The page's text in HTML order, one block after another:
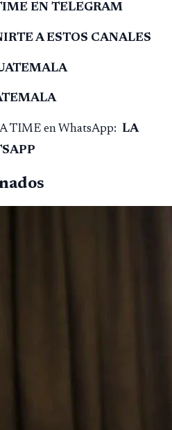
EN TELEGRAM
A ESTOS CANALES
TIME en WhatsApp: LA